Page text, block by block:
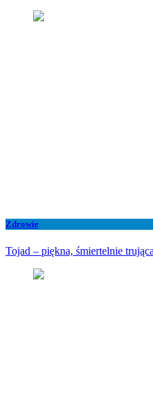
Zdrowie
Tojad – piękna, śmiertelnie